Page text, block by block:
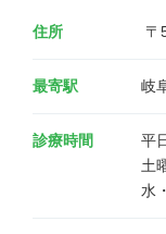
住所 〒
最寄駅 岐
診療時間
平
土
水